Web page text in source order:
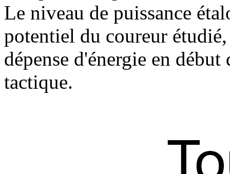
Le niveau de puissance
potentiel du coureur
dépense d'énergie en
tactique.